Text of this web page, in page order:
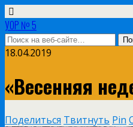
УОР № 5
18.04.2019
«Весенняя
Поделиться Твитнуть Pin